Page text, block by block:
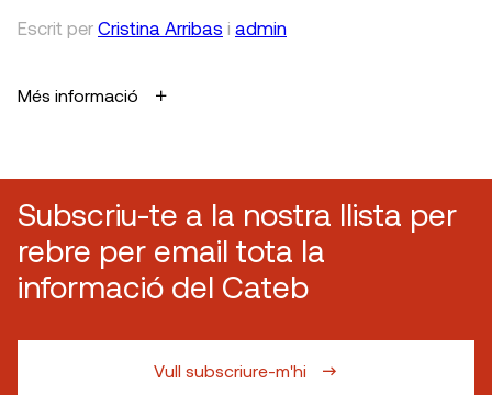
Escrit per Cristina Arribas i admin
Més informació
Subscriu-te a la nostra llista per
rebre per email tota la
informació del Cateb
Vull subscriure-m'hi